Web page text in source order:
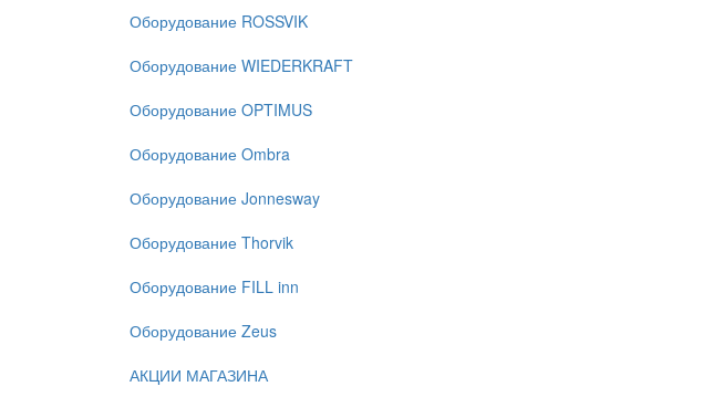
Оборудование ROSSVIK
Оборудование WIEDERKRAFT
Оборудование OPTIMUS
Оборудование Ombra
Оборудование Jonnesway
Оборудование Thorvik
Оборудование FILL inn
Оборудование Zeus
АКЦИИ МАГАЗИНА